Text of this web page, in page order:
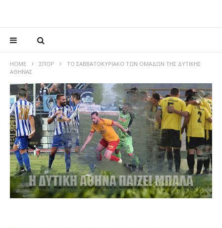
HOME ΣΠΟΡ
ΤΟ ΣΑΒΒΑΤΟΚΥΡΙΑΚΟ ΤΩΝ ΟΜΑΔΩΝ ΤΗΣ ΔΥΤΙΚΗΣ
ΑΘΗΝΑΣ